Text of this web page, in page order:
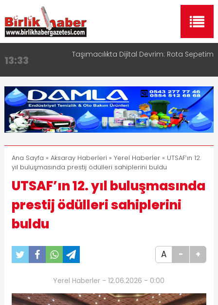
13:33 Taşımacılıkta Dijital Devrim: Rota Sepetim
17:15
Aksaray OSB Bölge Müdürü Makam Koltuğunu
16:00
Aksaray Esnaf Rehberi ile Google ve Yapay Zeka
Aramalarında Öne Çıkın
8:23 Aksaray Esnaf Rehberi Hizmete Girdi
11:30
Birlikhaber.com Yayın Hayatına Başladı | Hızlı ve
Akıllı Haber Platformu
Ana Sayfa » Aksaray Haberleri » Yerel Haberler» UTSAF’ın 12.
yıl buluşmasında prestij ödülleri sahiplerini buldu
UTSAF’ın 12. yıl buluşmasında
prestij ödülleri sahiplerini
buldu
A - +
Yerel Haberler - 12.06.2026 - 0:00